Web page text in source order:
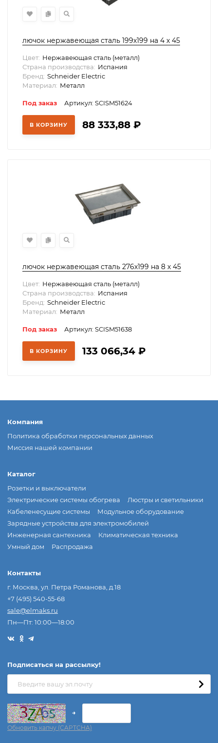
лючок нержавеющая сталь 199х199 на 4 х 45
Цвет: Нержавеющая сталь (металл)
Страна производства: Испания
Бренд: Schneider Electric
Материал: Металл
Под заказ Артикул: SCISM51624
В КОРЗИНУ 88 333,88 ₽
лючок нержавеющая сталь 276х199 на 8 х 45
Цвет: Нержавеющая сталь (металл)
Страна производства: Испания
Бренд: Schneider Electric
Материал: Металл
Под заказ Артикул: SCISM51638
В КОРЗИНУ 133 066,34 ₽
Компания
Политика обработки персональных данных
Миссия нашей компании
Каталог
Розетки и выключатели
Электрические системы обогрева
Люстры и светильники
Кабеленесущие системы
Модульное оборудование
Зарядные устройства для электромобилей
Инженерная сантехника
Климатическая техника
Умный дом
Распродажа
Контакты
г. Москва, ул. Петра Романова, д.18
+7 (495) 540-55-68
sale@elmaks.ru
Пн—Пт: 10:00—18:00
Подписаться на рассылкy!
→
Обновить капчу (CAPTCHA)